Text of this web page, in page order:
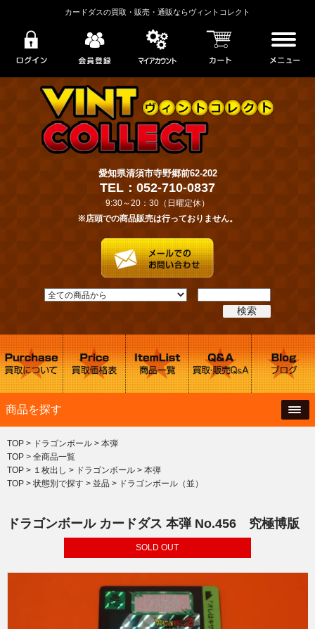
カードダスの買取・販売・通販ならヴィントコレクト
愛知県清須市寺野郷前62-202
TEL：052-710-0837
9:30～20：30（日曜定休）
※店頭での商品販売は行っておりません。
商品を探す
TOP > ドラゴンボール > 本弾
TOP > 全商品一覧
TOP > １枚出し > ドラゴンボール > 本弾
TOP > 状態別で探す > 並品 > ドラゴンボール（並）
ドラゴンボール カードダス 本弾 No.456 究極博版
SOLD OUT